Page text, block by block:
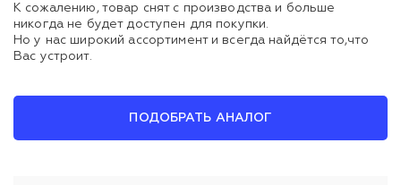
К сожалению, товар снят с производства и больше
никогда не будет доступен для покупки.
Но у нас широкий ассортимент и всегда найдётся то,что
Вас устроит.
ПОДОБРАТЬ АНАЛОГ